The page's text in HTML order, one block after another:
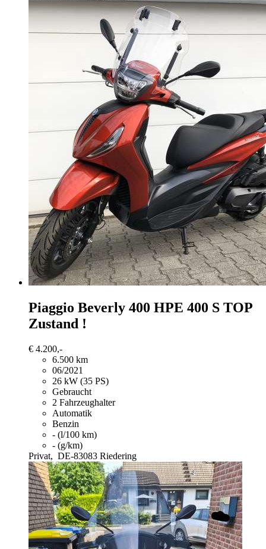
Piaggio Beverly 400 HPE 400 S TOP
Zustand !
€ 4.200,-
6.500 km
06/2021
26 kW (35 PS)
Gebraucht
2 Fahrzeughalter
Automatik
Benzin
- (l/100 km)
- (g/km)
Privat, DE-83083 Riedering